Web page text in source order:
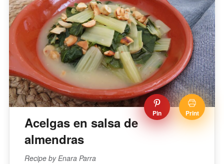
Pin Print
Acelgas en salsa de
almendras
Recipe by Enara Parra